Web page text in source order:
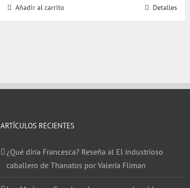
Añadir al carrito Detalles
ARTÍCULOS RECIENTES
¿Qué diría Francesca? Reseña al El industrioso
caballero de Thanatos por Valeria Fliman